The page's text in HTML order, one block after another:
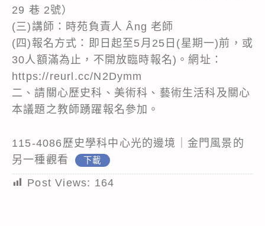
29 巷 2號）
(三)講師：時苑負責人 Âng 老師
(四)報名方式：即日起至5月25日(星期一)前，或
30人額滿為止，不開放臨時報名)。網址：
https://reurl.cc/N2Dymm
二、請關心歷史科、美術科、藝術生活科及關心
本議題之教師踴躍報名參加。
115-4086歷史學科中心光的邊境｜金門風景的
另一種觀看
下載
Post Views: 164